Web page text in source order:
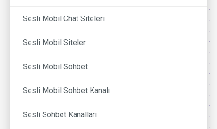
Sesli Mobil Chat Siteleri
Sesli Mobil Siteler
Sesli Mobil Sohbet
Sesli Mobil Sohbet Kanalı
Sesli Sohbet Kanalları